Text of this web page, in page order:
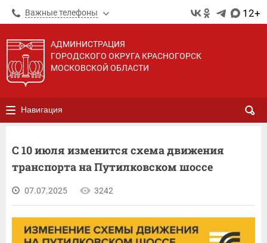
Важные телефоны 12+
АДМИНИСТРАЦИЯ
ГОРОДСКОГО ОКРУГА КРАСНОГОРСК
МОСКОВСКОЙ ОБЛАСТИ
Навигация
С 10 июля изменится схема движения
транспорта на Путилковском шоссе
07.07.2025 3242